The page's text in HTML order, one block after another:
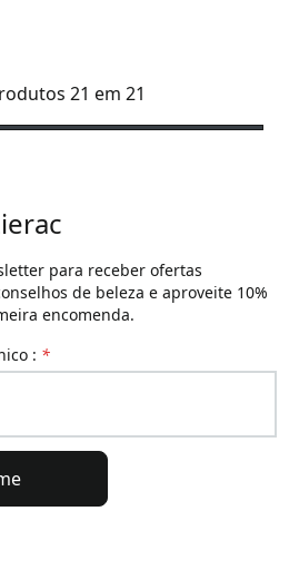
21 em 21
para receber ofertas
de beleza e aproveite 10%
encomenda.
: *